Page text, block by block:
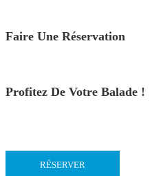
Faire Une Réservation
Profitez De Votre Balade !
RÉSERVER